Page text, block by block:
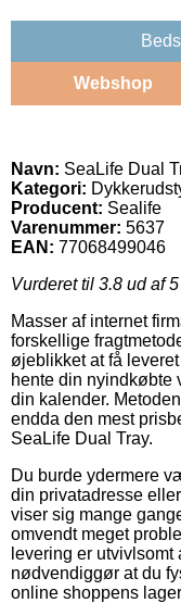
Webshop
Navn: SeaLife Dual
Kategori:
Producent: Sealife
Varenummer: 5637
EAN: 77068499046
Vurderet til 3.8 ud af
Masser af internet
forskellige
øjeblikket at få
hente din nyindkøbte
din kalender.
endda den mest
SeaLife Dual Tray.
Du burde ydermere
din privatadresse
viser sig mange
omvendt meget
levering er utvivlsomt
nødvendiggør at du
online shoppens